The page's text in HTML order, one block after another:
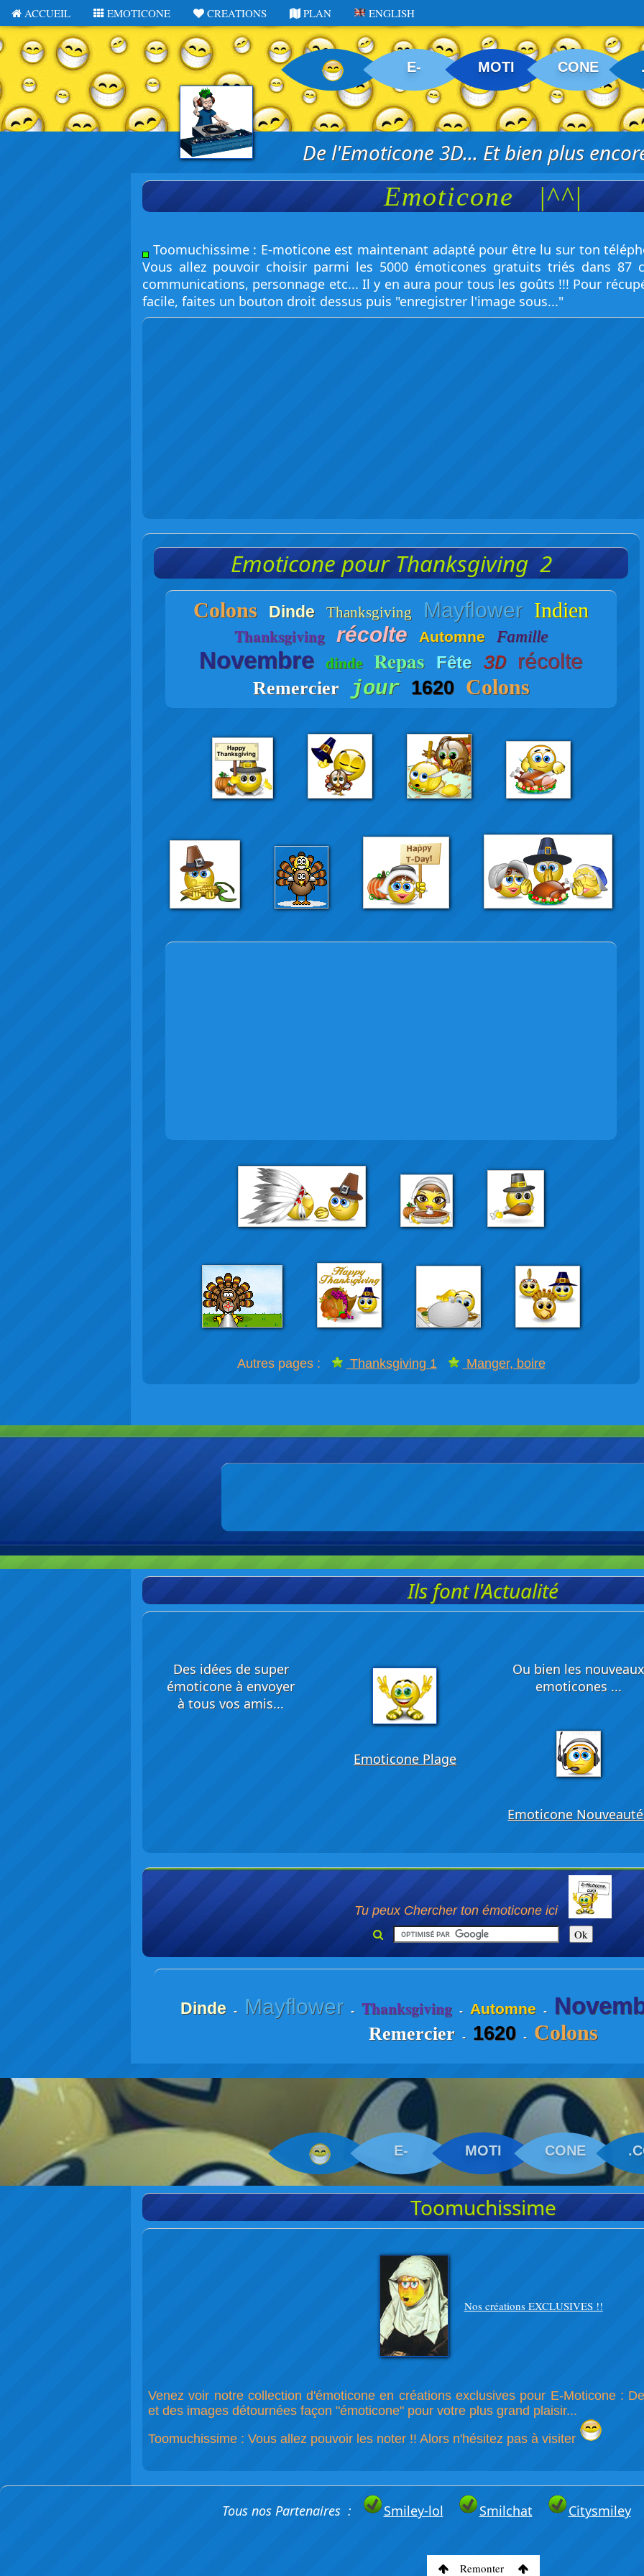
ACCUEIL EMOTICONE CREATIONS PLAN ENGLISH
E- MOTI CONE
De l'Emoticone 3D... Et bien plus
Emoticone|^^|
Toomuchissime : E-moticone est maintenant adapté pour être lu sur ton
Vous allez pouvoir choisir parmi les 5000 émoticones gratuits triés dans 87
communications, personnage etc... Il y en aura pour tous les goûts !!! Pour
facile, faites un bouton droit dessus puis "enregistrer l'image sous..."
Emoticone pour Thanksgiving 2
Colons Dinde Thanksgiving Mayflower Indien
Thanksgiving récolte Automne Famille
Novembre dinde Repas Fête 3D récolte
Remercier jour 1620 Colons
Autres pages : Thanksgiving 1 Manger, boire
Ils font l'Actualité
Des idées de super
émoticone à envoyer
à tous vos amis...
Emoticone Plage
Ou bien les
emoticones ...
Emoticone
Tu peux Chercher ton émoticone ici
Dinde - Mayflower - Thanksgiving - Automne -
Remercier - 1620 - Colons
E- MOTI CONE
Toomuchissime
Nos créations EXCLUSIVES !!
Venez voir notre collection d'émoticone en créations exclusives pour E-Moticone :
et des images détournées façon "émoticone" pour votre plus grand plaisir...
Toomuchissime : Vous allez pouvoir les noter !! Alors n'hésitez pas à visiter
Tous nos Partenaires : Smiley-lol Smilchat Citysmiley
Remonter